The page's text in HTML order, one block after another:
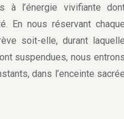
à l’énergie vivifiante
En nous réservant
soit-elle, durant
suspendues, nous
dans l’enceinte